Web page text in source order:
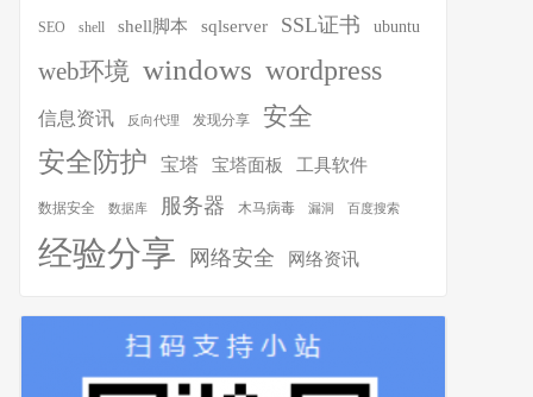
SEO shell shell脚本 sqlserver SSL证书 ubuntu
web环境 windows wordpress
信息资讯 反向代理 发现分享 安全
安全防护 宝塔 宝塔面板 工具软件
数据安全 数据库 服务器 木马病毒 漏洞 百度搜索
经验分享 网络安全 网络资讯